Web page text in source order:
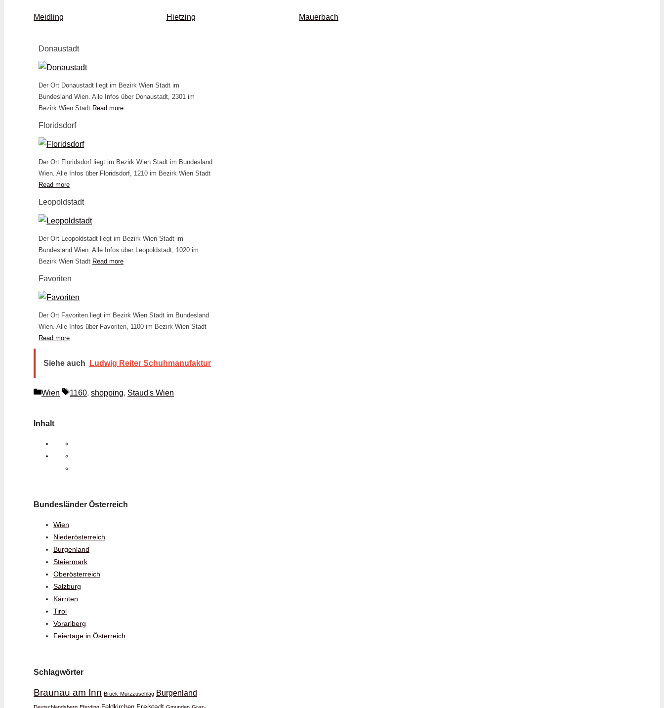
Meidling Hietzing Mauerbach
Donaustadt
Der Ort Donaustadt liegt im Bezirk Wien Stadt im
Bundesland Wien. Alle Infos über Donaustadt, 2301 im
Bezirk Wien Stadt Read more
Floridsdorf
Der Ort Floridsdorf liegt im Bezirk Wien Stadt im Bundesland
Wien. Alle Infos über Floridsdorf, 1210 im Bezirk Wien Stadt
Read more
Leopoldstadt
Der Ort Leopoldstadt liegt im Bezirk Wien Stadt im
Bundesland Wien. Alle Infos über Leopoldstadt, 1020 im
Bezirk Wien Stadt Read more
Favoriten
Der Ort Favoriten liegt im Bezirk Wien Stadt im Bundesland
Wien. Alle Infos über Favoriten, 1100 im Bezirk Wien Stadt
Read more
Siehe auch Ludwig Reiter Schuhmanufaktur
Kategorien
Wien Schlagwörter
1160, shopping, Staud's Wien
Inhalt
Bundesländer Österreich
Wien
Niederösterreich
Burgenland
Steiermark
Oberösterreich
Salzburg
Kärnten
Tirol
Vorarlberg
Feiertage in Österreich
Schlagwörter
Braunau am Inn Bruck-Mürzzuschlag Burgenland